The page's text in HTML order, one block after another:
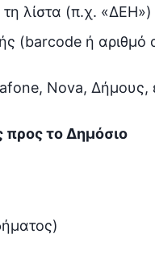
λίστα (π.χ. «ΔΕΗ»)
(barcode ή αριθμό
Nova, Δήμους,
προς το Δημόσιο